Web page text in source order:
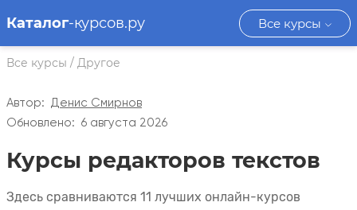
Каталог-курсов.ру Все курсы
Все курсы / Другое
Автор: Денис Смирнов
Обновлено: 6 августа 2026
Курсы редакторов текстов
Здесь сравниваются 11 лучших онлайн-курсов